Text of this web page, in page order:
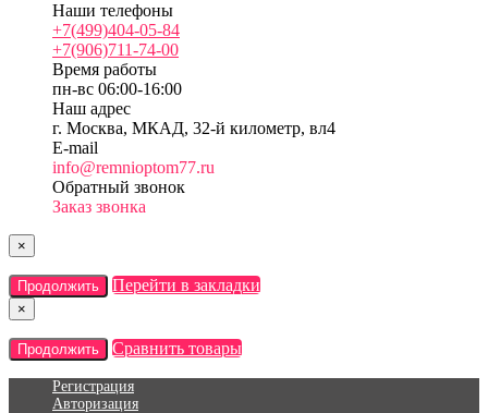
Наши телефоны
+7(499)404-05-84
+7(906)711-74-00
Время работы
пн-вс 06:00-16:00
Наш адрес
г. Москва, МКАД, 32-й километр, вл4
E-mail
info@remnioptom77.ru
Обратный звонок
Заказ звонка
×
Продолжить Перейти в закладки
×
Продолжить Сравнить товары
Регистрация
Авторизация